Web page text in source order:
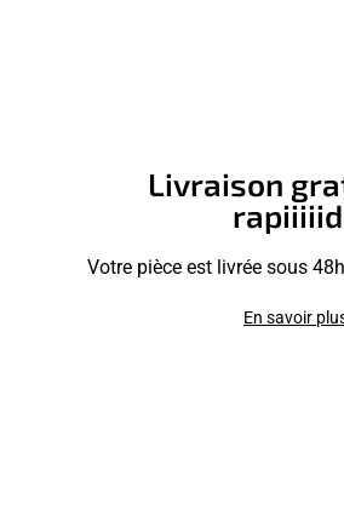
Livraison
Votre pièce est livrée sous
En savoir